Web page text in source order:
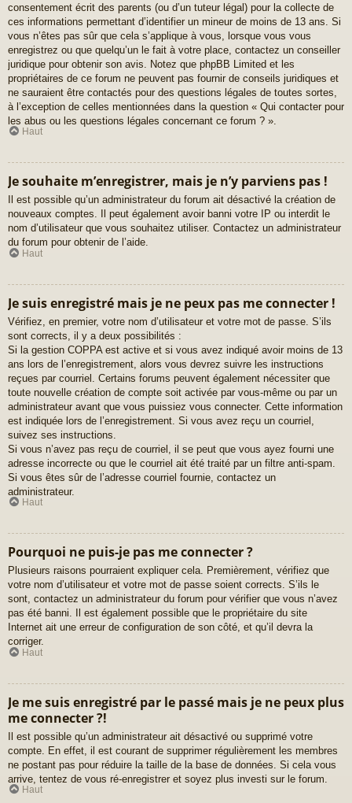
consentement écrit des parents (ou d’un tuteur légal) pour la collecte de
ces informations permettant d’identifier un mineur de moins de 13 ans. Si
vous n’êtes pas sûr que cela s’applique à vous, lorsque vous vous
enregistrez ou que quelqu’un le fait à votre place, contactez un conseiller
juridique pour obtenir son avis. Notez que phpBB Limited et les
propriétaires de ce forum ne peuvent pas fournir de conseils juridiques et
ne sauraient être contactés pour des questions légales de toutes sortes,
à l’exception de celles mentionnées dans la question « Qui contacter pour
les abus ou les questions légales concernant ce forum ? ».
Haut
Je souhaite m’enregistrer, mais je n’y parviens pas !
Il est possible qu’un administrateur du forum ait désactivé la création de
nouveaux comptes. Il peut également avoir banni votre IP ou interdit le
nom d’utilisateur que vous souhaitez utiliser. Contactez un administrateur
du forum pour obtenir de l’aide.
Haut
Je suis enregistré mais je ne peux pas me connecter !
Vérifiez, en premier, votre nom d’utilisateur et votre mot de passe. S’ils
sont corrects, il y a deux possibilités :
Si la gestion COPPA est active et si vous avez indiqué avoir moins de 13
ans lors de l’enregistrement, alors vous devrez suivre les instructions
reçues par courriel. Certains forums peuvent également nécessiter que
toute nouvelle création de compte soit activée par vous-même ou par un
administrateur avant que vous puissiez vous connecter. Cette information
est indiquée lors de l’enregistrement. Si vous avez reçu un courriel,
suivez ses instructions.
Si vous n’avez pas reçu de courriel, il se peut que vous ayez fourni une
adresse incorrecte ou que le courriel ait été traité par un filtre anti-spam.
Si vous êtes sûr de l’adresse courriel fournie, contactez un
administrateur.
Haut
Pourquoi ne puis-je pas me connecter ?
Plusieurs raisons pourraient expliquer cela. Premièrement, vérifiez que
votre nom d’utilisateur et votre mot de passe soient corrects. S’ils le
sont, contactez un administrateur du forum pour vérifier que vous n’avez
pas été banni. Il est également possible que le propriétaire du site
Internet ait une erreur de configuration de son côté, et qu’il devra la
corriger.
Haut
Je me suis enregistré par le passé mais je ne peux plus
me connecter ?!
Il est possible qu’un administrateur ait désactivé ou supprimé votre
compte. En effet, il est courant de supprimer régulièrement les membres
ne postant pas pour réduire la taille de la base de données. Si cela vous
arrive, tentez de vous ré-enregistrer et soyez plus investi sur le forum.
Haut